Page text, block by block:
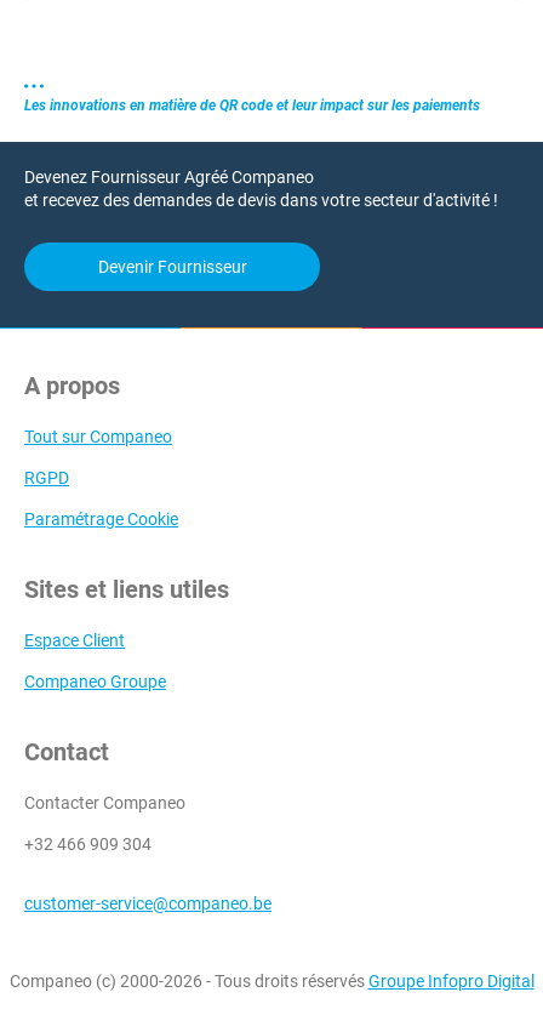
Les innovations en matière de QR code et leur impact sur les paiements
Devenez Fournisseur Agréé Companeo
et recevez des demandes de devis dans votre secteur d'activité !
Devenir Fournisseur
A propos
Tout sur Companeo
RGPD
Paramétrage Cookie
Sites et liens utiles
Espace Client
Companeo Groupe
Contact
Contacter Companeo
+32 466 909 304
customer-service@companeo.be
Companeo (c) 2000-2026 - Tous droits réservésGroupe Infopro Digital